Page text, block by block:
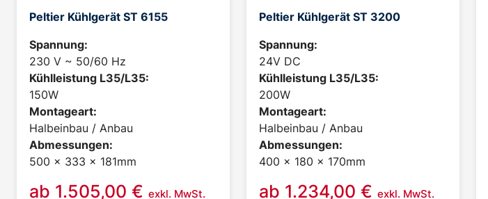
Peltier Kühlgerät ST 6155
Spannung:
230 V ~ 50/60 Hz
Kühlleistung L35/L35:
150W
Montageart:
Halbeinbau / Anbau
Abmessungen:
500 x 333 x 181mm
ab 1.505,00 € exkl. MwSt.
Peltier Kühlgerät ST 3200
Spannung:
24V DC
Kühlleistung L35/L35:
200W
Montageart:
Halbeinbau / Anbau
Abmessungen:
400 x 180 x 170mm
ab 1.234,00 € exkl. MwSt.